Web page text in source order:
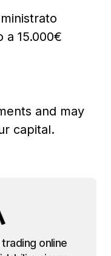
a 15.000€
and may
capital.
online